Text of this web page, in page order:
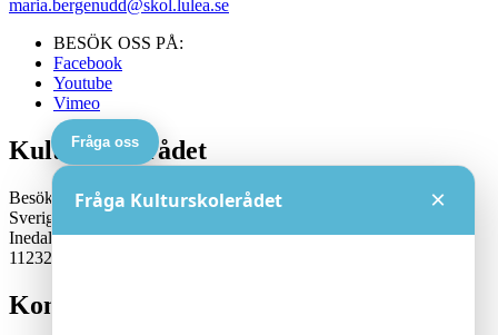
maria.bergenudd@skol.lulea.se
BESÖK OSS PÅ:
Facebook
Youtube
Vimeo
Kulturskolerådet
Besöksadress:
Sveriges Kulturskoleråd
Inedalsgatan 15
11232 Stockholm
Kontakt
Fråga oss
Fråga Kulturskolerådet ×